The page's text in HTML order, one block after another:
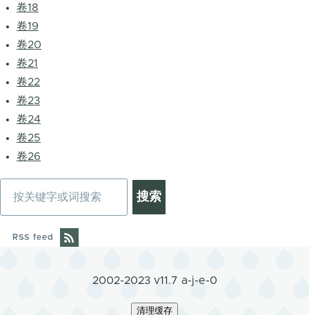
卷18
卷19
卷20
卷21
卷22
卷23
卷24
卷25
卷26
RSS feed
2002-2023 v11.7 a-j-e-0